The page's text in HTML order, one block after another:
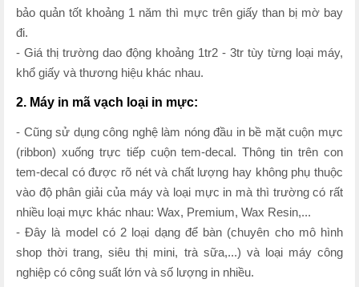
bảo quản tốt khoảng 1 năm thì mực trên giấy than bị mờ bay
đi.
- Giá thị trường dao động khoảng 1tr2 - 3tr tùy từng loại máy,
khổ giấy và thương hiệu khác nhau.
2. Máy in mã vạch loại in mực:
- Cũng sử dụng công nghệ làm nóng đầu in bề mặt cuộn mực
(ribbon) xuống trực tiếp cuộn tem-decal. Thông tin trên con
tem-decal có được rõ nét và chất lượng hay không phụ thuộc
vào độ phân giải của máy và loại mực in mà thì trường có rất
nhiều loại mực khác nhau: Wax, Premium, Wax Resin,...
- Đây là model có 2 loại dạng để bàn (chuyên cho mô hình
shop thời trang, siêu thị mini, trà sữa,...) và loại máy công
nghiệp có công suất lớn và số lượng in nhiều.